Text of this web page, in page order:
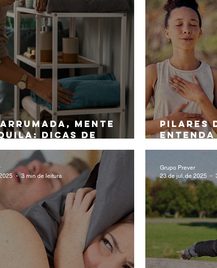
arrumada, mente
dicas de
Pilares
3 min de leitura
Grupo Prever
23 de jul. de 2025